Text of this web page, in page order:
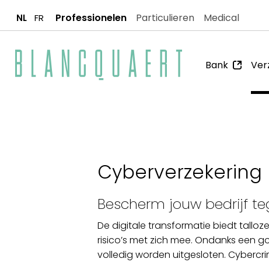
NL FR Professionelen Particulieren Medical
Bank
Cyberverzekering
Bescherm jouw bedrijf
De digitale transformatie biedt
risico’s met zich mee. Ondanks
volledig worden uitgesloten.